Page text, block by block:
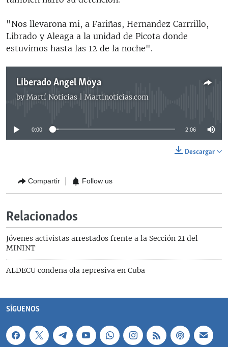
é
s
e
R
a
w
w
.
e
l
n
u
e
v
e
r
a
d
.
c
"Nos llevarona mi, a Fariñas, Hernandez Carrrillo,
Librado y Aleaga a la unidad de Picota donde
estuvimos hasta las 12 de la noche".
Liberado Angel Moya
by Martí Noticias | Martinoticias.com
No media source currently available
0:00 2:06
Descargar
Compartir Follow us
Relacionados
Jóvenes activistas arrestados frente a la Sección 21 del
MININT
ALDECU condena ola represiva en Cuba
SÍGUENOS